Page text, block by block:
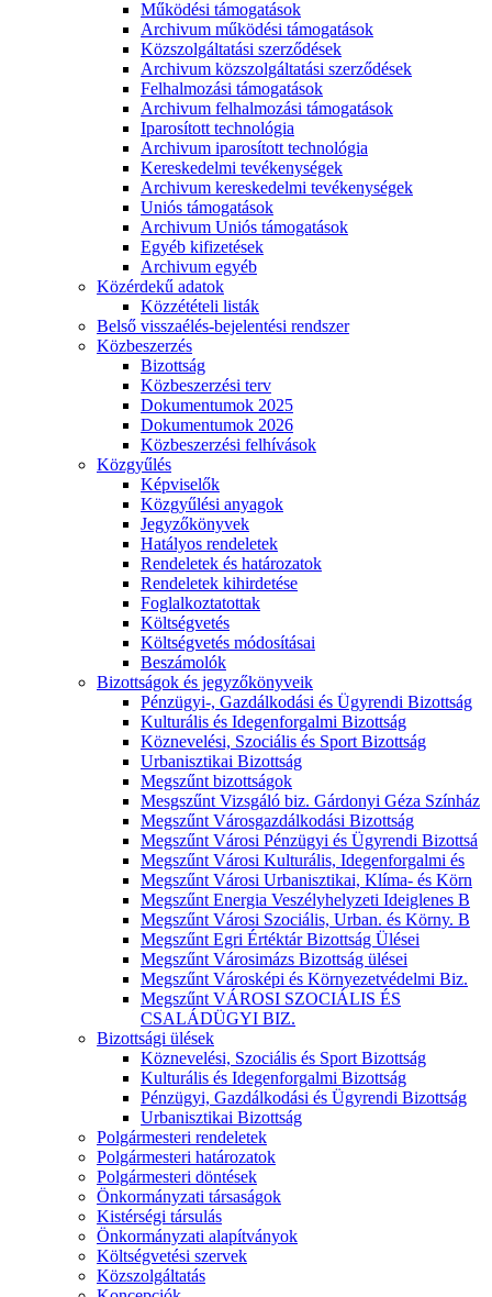
Működési támogatások
Archivum működési támogatások
Közszolgáltatási szerződések
Archivum közszolgáltatási szerződések
Felhalmozási támogatások
Archivum felhalmozási támogatások
Iparosított technológia
Archivum iparosított technológia
Kereskedelmi tevékenységek
Archivum kereskedelmi tevékenységek
Uniós támogatások
Archivum Uniós támogatások
Egyéb kifizetések
Archivum egyéb
Közérdekű adatok
Közzétételi listák
Belső visszaélés-bejelentési rendszer
Közbeszerzés
Bizottság
Közbeszerzési terv
Dokumentumok 2025
Dokumentumok 2026
Közbeszerzési felhívások
Közgyűlés
Képviselők
Közgyűlési anyagok
Jegyzőkönyvek
Hatályos rendeletek
Rendeletek és határozatok
Rendeletek kihirdetése
Foglalkoztatottak
Költségvetés
Költségvetés módosításai
Beszámolók
Bizottságok és jegyzőkönyveik
Pénzügyi-, Gazdálkodási és Ügyrendi Bizottság
Kulturális és Idegenforgalmi Bizottság
Köznevelési, Szociális és Sport Bizottság
Urbanisztikai Bizottság
Megszűnt bizottságok
Mesgszűnt Vizsgáló biz. Gárdonyi Géza Színház
Megszűnt Városgazdálkodási Bizottság
Megszűnt Városi Pénzügyi és Ügyrendi Bizottsá
Megszűnt Városi Kulturális, Idegenforgalmi és
Megszűnt Városi Urbanisztikai, Klíma- és Körn
Megszűnt Energia Veszélyhelyzeti Ideiglenes B
Megszűnt Városi Szociális, Urban. és Körny. B
Megszűnt Egri Értéktár Bizottság Ülései
Megszűnt Városimázs Bizottság ülései
Megszűnt Városképi és Környezetvédelmi Biz.
Megszűnt VÁROSI SZOCIÁLIS ÉS
CSALÁDÜGYI BIZ.
Bizottsági ülések
Köznevelési, Szociális és Sport Bizottság
Kulturális és Idegenforgalmi Bizottság
Pénzügyi, Gazdálkodási és Ügyrendi Bizottság
Urbanisztikai Bizottság
Polgármesteri rendeletek
Polgármesteri határozatok
Polgármesteri döntések
Önkormányzati társaságok
Kistérségi társulás
Önkormányzati alapítványok
Költségvetési szervek
Közszolgáltatás